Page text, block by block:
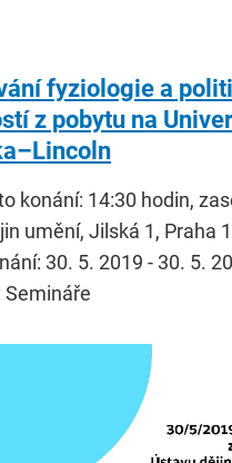
fyziologie a
z pobytu na
konání: 14:30 hodin,
umění, Jilská 1, Praha 1
30. 5. 2019 - 30. 5.
Semináře